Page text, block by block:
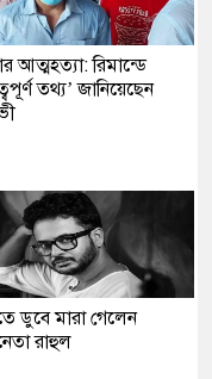
আত্মহত্যা: রিমান্ডে
তথ্য’ জানিয়েছেন
ডুবে মারা গেলেন
রাহুল